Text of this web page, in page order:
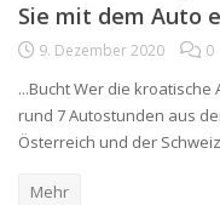
Sie mit dem Auto
9. Dezember 2020 0
...Bucht Wer die
rund 7 Autostunden aus
Österreich und der
Mehr